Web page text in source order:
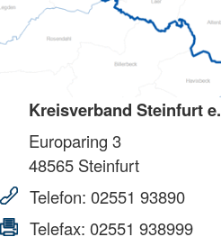
Kreisverband Steinfurt
Europaring 3
48565 Steinfurt
Telefon: 02551 93890
Telefax: 02551 938999